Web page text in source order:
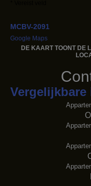
MCBV-2091
Google Maps
DE KAART TOONT ​​DE